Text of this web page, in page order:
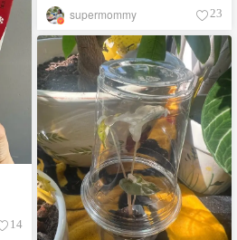
supermommy 23
14